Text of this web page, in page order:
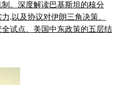
。深度解读巴基斯坦的核分
,以及协议对伊朗三角决策、
试点、美国中东政策的五层结